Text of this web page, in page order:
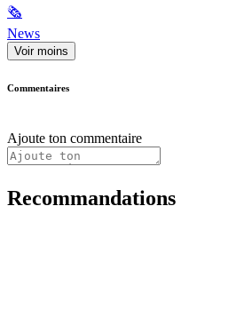
🗞
News
Voir moins
Commentaires
Ajoute ton commentaire
Recommandations